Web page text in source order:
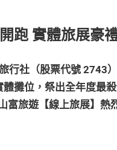
跑 實體旅展豪
行社（股票代號 2743
攤位，祭出全年度最
富旅遊【線上旅展】熱